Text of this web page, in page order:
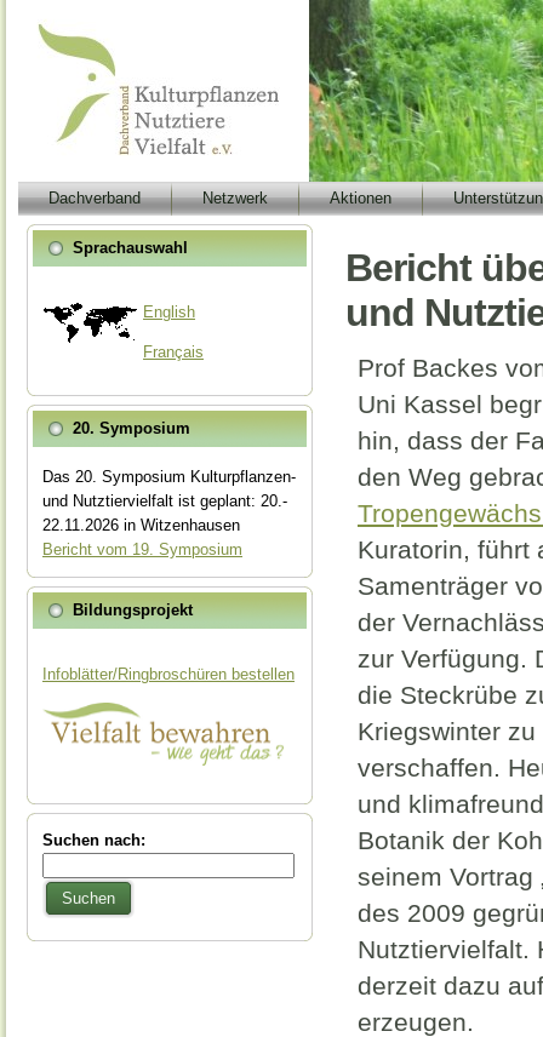
Dachverband Netzwerk Aktionen
Sprachauswahl
English
Français
20. Symposium
Das 20. Symposium Kulturpflanzen-
und Nutztiervielfalt ist geplant: 20.-
22.11.2026 in Witzenhausen
Bericht vom 19. Symposium
Bildungsprojekt
Infoblätter/Ringbroschüren bestellen
Suchen nach:
Suchen
Bericht
und
Prof Backes
Uni Kassel
hin, dass der
den Weg
Kuratorin, führt
Samenträger
der
zur Verfügung.
die Steckrübe
Kriegswinter
verschaffen.
und
Botanik der
seinem Vortrag
des 2009
Nutztiervielfalt.
derzeit dazu
erzeugen.